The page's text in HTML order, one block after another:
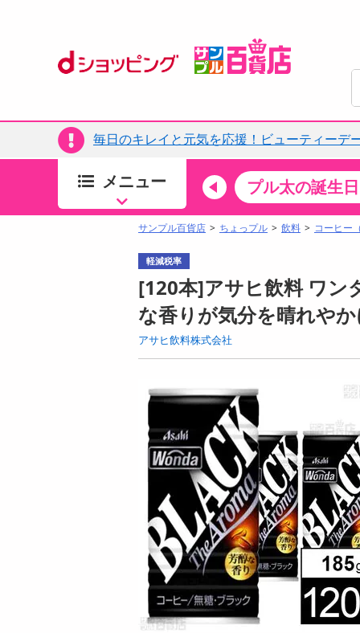
毎日のキレイと元気を応援！ビューティーデ
ちょっプルカテゴリ すべ
食品・調味料
アイス・スイーツ
ヘアケア・ボディケア
ビューティーケア
健康・ダイエット・サプリメント
医薬品・医薬部外品
インテリア・家具・収納・寝具
ファッション
ベビー・キッズ・マタニティ
メニュー
キッチン・日用品 食品 プル太の誕生
サンプル百貨店 ちょっプル 飲料 コーヒー
軽減税率
[120本]アサヒ飲料 ワン
な香りが気分を晴れや
アサヒ飲料株式会社
0
レベル超消臭 抗菌ビーズ 洗濯槽
リーンフレッシュの香り【420
08月08日13時00分 ～
ちょっプル
タッチパネル搭載スマートウォッ